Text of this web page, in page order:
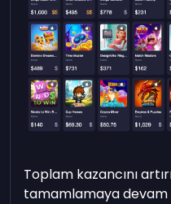
Toplam kazancını
tamamlamaya devam